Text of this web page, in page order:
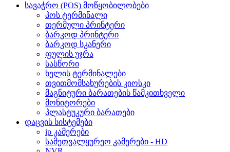
სავაჭრო (POS) მოწყობილობები
პოს ტერმინალი
თერმული პრინტერი
ბარკოდ პრინტერი
ბარკოდ სკანერი
ფულის უჯრა
სასწორი
ხელის ტერმინალები
თვითმომსახურების კიოსკი
მაგნიტური ბარათების წამკითხველი
მონიტორები
პლასტუკური ბარათები
დაცვის სისტემები
ip კამერები
სამეთვალყურეო კამერები - HD